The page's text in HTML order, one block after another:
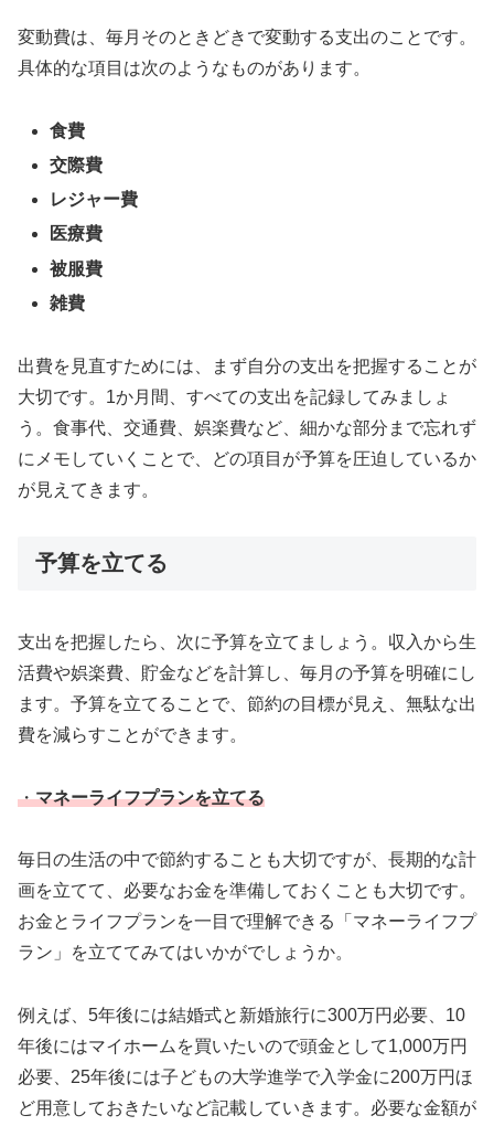
変動費は、毎月そのときどきで変動する支出のことです。
具体的な項目は次のようなものがあります。
食費
交際費
レジャー費
医療費
被服費
雑費
出費を見直すためには、まず自分の支出を把握することが
大切です。1か月間、すべての支出を記録してみましょ
う。食事代、交通費、娯楽費など、細かな部分まで忘れず
にメモしていくことで、どの項目が予算を圧迫しているか
が見えてきます。
予算を立てる
支出を把握したら、次に予算を立てましょう。収入から生
活費や娯楽費、貯金などを計算し、毎月の予算を明確にし
ます。予算を立てることで、節約の目標が見え、無駄な出
費を減らすことができます。
・マネーライフプランを立てる
毎日の生活の中で節約することも大切ですが、長期的な計
画を立てて、必要なお金を準備しておくことも大切です。
お金とライフプランを一目で理解できる「マネーライフプ
ラン」を立ててみてはいかがでしょうか。
例えば、5年後には結婚式と新婚旅行に300万円必要、10
年後にはマイホームを買いたいので頭金として1,000万円
必要、25年後には子どもの大学進学で入学金に200万円ほ
ど用意しておきたいなど記載していきます。必要な金額が